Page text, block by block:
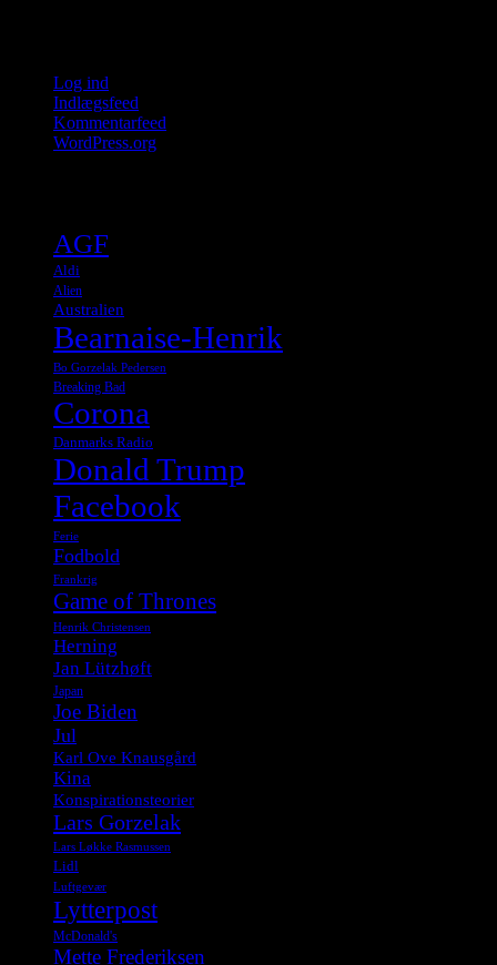
Log ind
Indlægsfeed
Kommentarfeed
WordPress.org
AGF
Aldi
Alien
Australien
Bearnaise-Henrik
Bo Gorzelak Pedersen
Breaking Bad
Corona
Danmarks Radio
Donald Trump
Facebook
Ferie
Fodbold
Frankrig
Game of Thrones
Henrik Christensen
Herning
Jan Lützhøft
Japan
Joe Biden
Jul
Karl Ove Knausgård
Kina
Konspirationsteorier
Lars Gorzelak
Lars Løkke Rasmussen
Lidl
Luftgevær
Lytterpost
McDonald's
Mette Frederiksen